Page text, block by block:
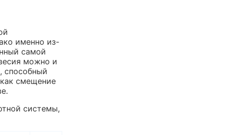
именно из-
самой
можно и
способный
смещение
системы,